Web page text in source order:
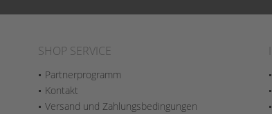
SHOP SERVICE
Partnerprogramm
Kontakt
Versand und Zahlungsbedingungen